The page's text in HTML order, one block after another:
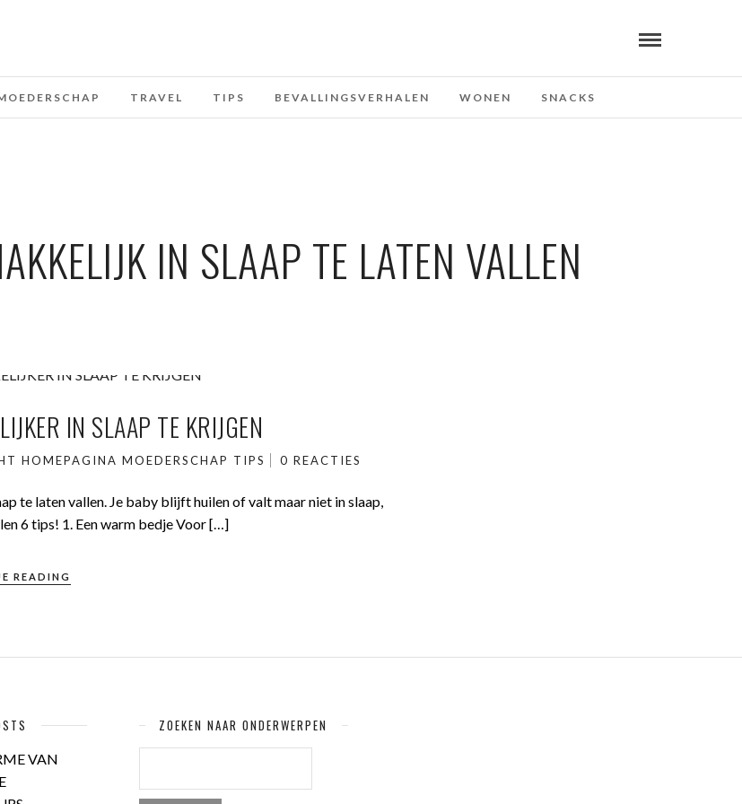
TRAVEL TIPS BEVALLINGSVERHALEN WONEN SNACKS
IN SLAAP TE LATEN VALLEN
IN SLAAP TE KRIJGEN
HOMEPAGINA MOEDERSCHAP TIPS 0 REACTIES
te laten vallen. Je baby blijft huilen of valt maar niet in slaap,
6 tips! 1. Een warm bedje Voor […]
READING
VAN
ZOEKEN NAAR ONDERWERPEN